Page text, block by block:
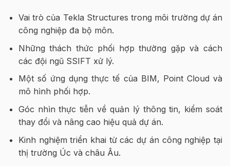
Vai trò của Tekla Structures trong môi trường dự án
công nghiệp đa bộ môn.
Những thách thức phối hợp thường gặp và cách
các đội ngũ SSIFT xử lý.
Một số ứng dụng thực tế của BIM, Point Cloud và
mô hình phối hợp.
Góc nhìn thực tiễn về quản lý thông tin, kiểm soát
thay đổi và nâng cao hiệu quả dự án.
Kinh nghiệm triển khai từ các dự án công nghiệp tại
thị trường Úc và châu Âu.